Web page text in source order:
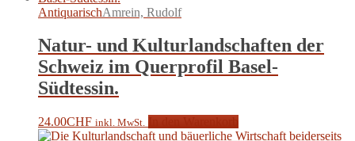
AntiquarischAmrein, Rudolf
Natur- und Kulturlandschaften der
Schweiz im Querprofil Basel-
Südtessin.
24.00CHF inkl. MwSt.